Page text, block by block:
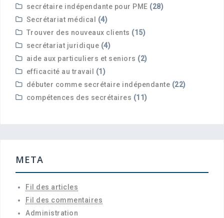
secrétaire indépendante pour PME (28)
Secrétariat médical
(4)
Trouver des nouveaux clients (15)
secrétariat juridique (4)
aide aux particuliers et seniors (2)
efficacité au travail
(1)
débuter comme secrétaire indépendante (22)
compétences des secrétaires (11)
META
Fil des articles
Fil des commentaires
Administration